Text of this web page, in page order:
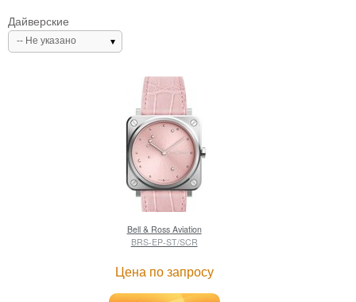
Дайверские
-- Не указано
Bell & RossAviation
BRS-EP-ST/SCR
Цена по запросу